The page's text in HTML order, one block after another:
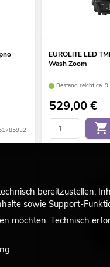
EUROLITE LED
Wash Zoom
Bestand reicht ca. 9
529,00€
bereitzustellen,
sowie Support-
möchten. Technisch
.